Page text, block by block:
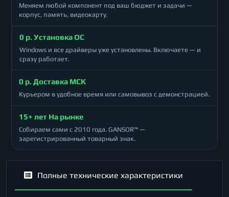
Меняем любой компонент под ваш бюджет и задачи —
корпус, память, видеокарту.
0 р. Установка ОС
Windows и все драйверы уже установлены. Включаете — и
сразу работает.
0 р. Доставка МСК
Курьером в удобное время или самовывоз с демонстрацией.
15+ лет На рынке
Собираем сами с 2010 года. GANSOR™ —
зарегистрированный товарный знак.
Полные технические характеристики